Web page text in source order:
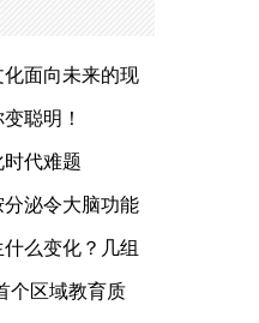
面向未来的现
聪明！
代难题
泌令大脑功能
么变化？几组
个区域教育质